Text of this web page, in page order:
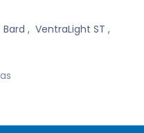
Bard , VentraLight ST ,